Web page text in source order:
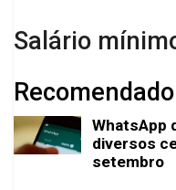
Salário
WhatsApp
diversos
setembro